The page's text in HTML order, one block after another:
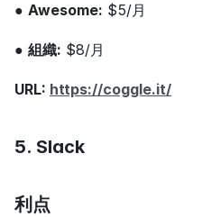
● Awesome: $5/月
● 組織: $8/月
URL: https://coggle.it/
5. Slack
利点